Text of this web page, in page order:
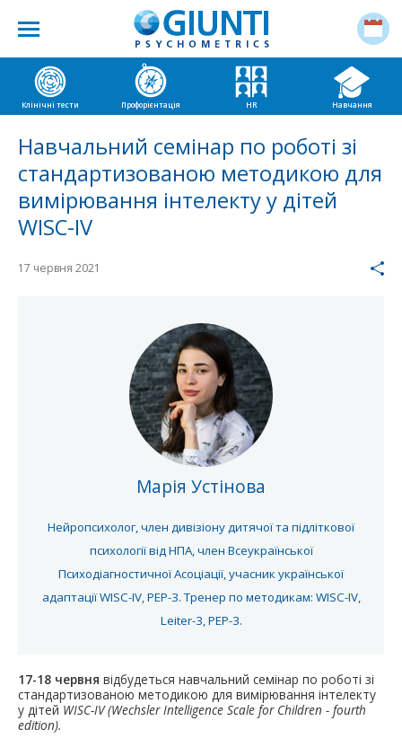
Клінічні тести Профорієнтація HR Навчання
Навчальний семінар по роботі зі
стандартизованою методикою для
вимірювання інтелекту у дітей
WISC-IV
17 червня 2021
Марія Устінова
Нейропсихолог, член дивізіону дитячої та підліткової
психології від НПА, член Всеукраїнської
Психодіагностичної Асоціації, учасник української
адаптації WISC-IV, PEP-3. Тренер по методикам: WISC-IV,
Leiter-3, PEP-3.
17-18 червня відбудеться навчальний семінар по роботі зі
стандартизованою методикою для вимірювання інтелекту
у дітей WISC-IV (Wechsler Intelligence Scale for Children - fourth
edition).